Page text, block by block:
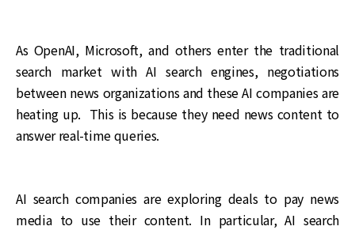
As OpenAI, Microsoft, and others enter the traditional
search market with AI search engines, negotiations
between news organizations and these AI companies are
heating up. This is because they need news content to
answer real-time queries.
AI search companies are exploring deals to pay news
media to use their content. In particular, AI search